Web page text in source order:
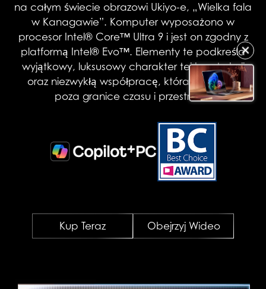
✕
na całym świecie obrazowi Ukiyo-e, „Wielka fala
w Kanagawie”. Komputer wyposażono w
procesor Intel® Core™ Ultra 9 i jest on zgodny z
platformą Intel® Evo™. Elementy te podkreśla
wyjątkowy, luksusowy charakter tej konstrukcji
oraz niezwykłą współpracę, która wykracza
poza granice czasu i przestrzeni.
Kup Teraz Obejrzyj Wideo